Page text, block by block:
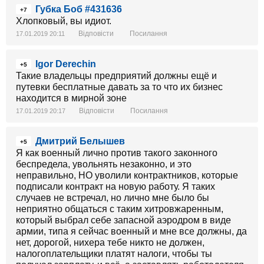
+7
Губка Боб #431636
Хлопковый, вы идиот.
17.01.2019 20:11 Відповісти Посилання
+5
Igor Derechin
Такие владельцы предприятий должны ещё и
путевки бесплатные давать за то что их бизнес
находится в мирной зоне
17.01.2019 20:17 Відповісти Посилання
+5
Дмитрий Белышев
Я как военный лично против такого законного
беспредела, увольнять незаконно, и это
неправильно, НО уволили контрактников, которые
подписали контракт на новую работу. Я таких
случаев не встречал, но лично мне было бы
неприятно общаться с таким хитровжаренным,
который выбрал себе запасной аэродром в виде
армии, типа я сейчас военный и мне все должны, да
нет, дорогой, нихера тебе никто не должен,
налогоплательщики платят налоги, чтобы ты